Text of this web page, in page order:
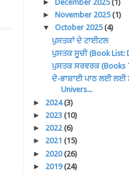
► December 2025(1)
► November 2025(1)
▼ October 2025(4)
ਪੁਸਤਕਾਂ ਦੇ ਟਾਈਟਲ
ਪੁਸਤਕ ਸੂਚੀ (Book List:
ਪੁਸਤਕ ਸਰਵਰਕ (Books
ਦੋ-ਭਾਸ਼ਾਈ ਪਾਠ ਲਈ ਲਈ
Univers...
► 2024(3)
► 2023 (10)
► 2022(6)
► 2021 (15)
► 2020(26)
► 2019(24)